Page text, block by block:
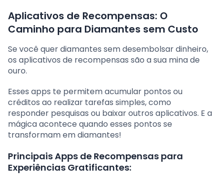
Aplicativos de Recompensas: O
Caminho para Diamantes sem Custo
Se você quer diamantes sem desembolsar dinheiro,
os aplicativos de recompensas são a sua mina de
ouro.
Esses apps te permitem acumular pontos ou
créditos ao realizar tarefas simples, como
responder pesquisas ou baixar outros aplicativos. E a
mágica acontece quando esses pontos se
transformam em diamantes!
Principais Apps de Recompensas para
Experiências Gratificantes: